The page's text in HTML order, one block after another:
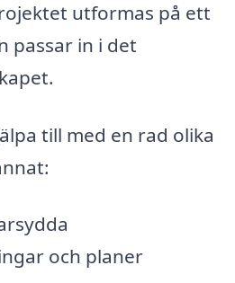
utformas på ett
passar in i det
till med en rad olika
och planer